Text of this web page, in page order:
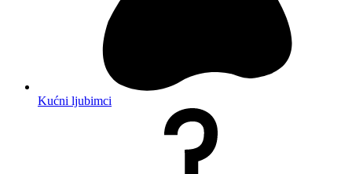
Kućni ljubimci